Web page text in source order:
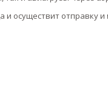
и осуществит отправку